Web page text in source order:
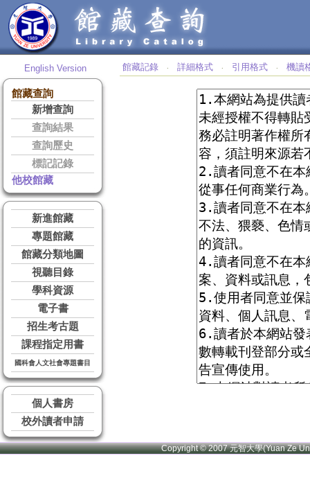
English Version
館藏查詢
新增查詢
查詢結果
查詢歷史
標記記錄
他校館藏
新進館藏
專題館藏
館藏分類地圖
視聽目錄
學科資源
電子書
招生考古題
課程指定用書
國科會人文社會專題書目
個人書房
校外讀者申請
館藏記錄 ‧ 詳細格式 ‧ 引用格式 ‧ 機讀
Copyright © 2007 元智大學(Yuan Ze